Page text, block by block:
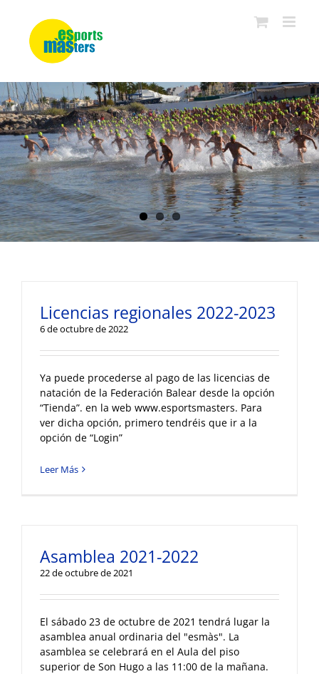
contenido
Licencias regionales 2022-2023
6 de octubre de 2022
Ya puede procederse al pago de las licencias de
natación de la Federación Balear desde la opción
“Tienda”. en la web www.esportsmasters. Para
ver dicha opción, primero tendréis que ir a la
opción de “Login”
Leer Más
Asamblea 2021-2022
22 de octubre de 2021
El sábado 23 de octubre de 2021 tendrá lugar la
asamblea anual ordinaria del "esmàs". La
asamblea se celebrará en el Aula del piso
superior de Son Hugo a las 11:00 de la mañana.